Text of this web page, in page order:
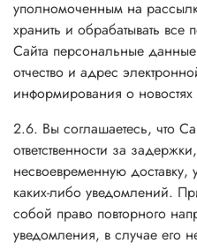
уполномоченным на
хранить и обрабатывать
Сайта персональные
отчество и адрес
информирования о
2.6. Вы соглашаетесь, что
ответственности за
несвоевременную
каких-либо уведомлений.
собой право повторного
уведомления, в случае его